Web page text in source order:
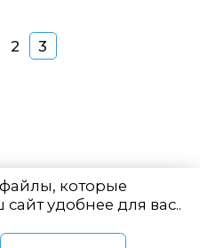
по
2 3
которые
удобнее для вас..